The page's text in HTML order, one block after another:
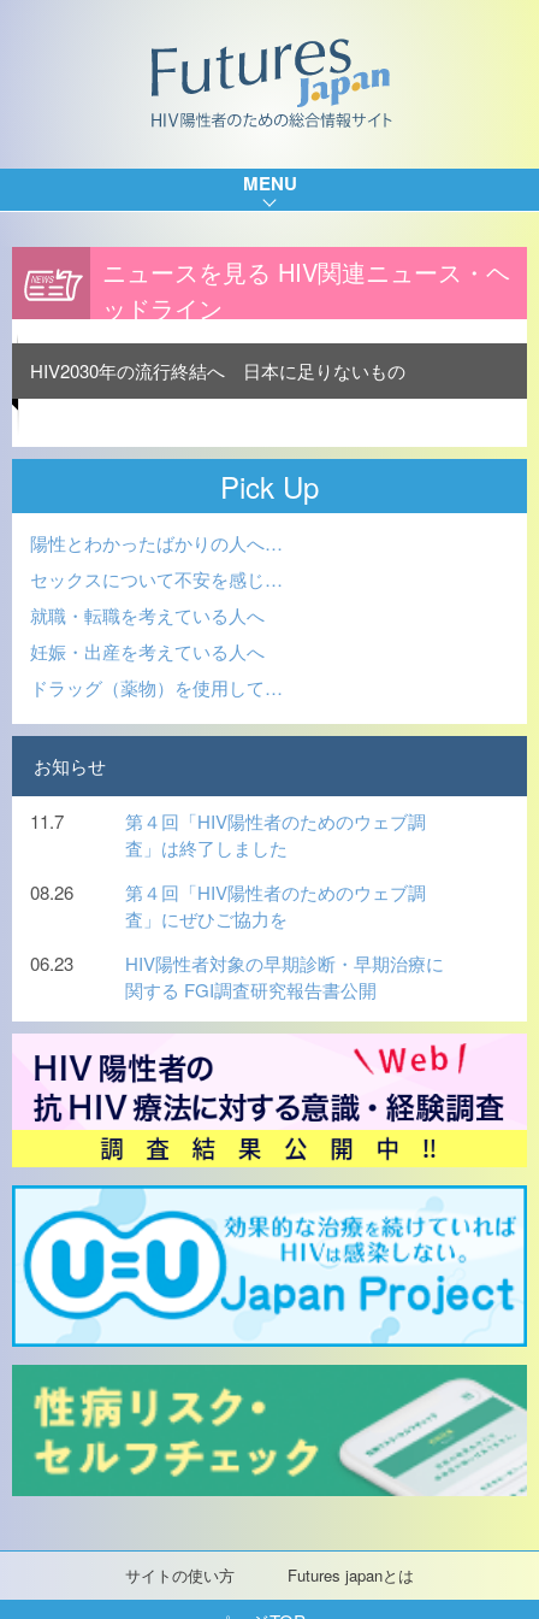
サイトの使い方 Futures japanとは
MENU
ニュースを見る HIV関連ニュース・ヘ
ッドライン
HIV2030年の流行終結へ 日本に足りないもの
Pick Up
陽性とわかったばかりの人へ…
セックスについて不安を感じ…
就職・転職を考えている人へ
妊娠・出産を考えている人へ
ドラッグ（薬物）を使用して…
お知らせ
11.7
第４回「HIV陽性者のためのウェブ調
査」は終了しました
08.26
第４回「HIV陽性者のためのウェブ調
査」にぜひご協力を
06.23
HIV陽性者対象の早期診断・早期治療に
関する FGI調査研究報告書公開